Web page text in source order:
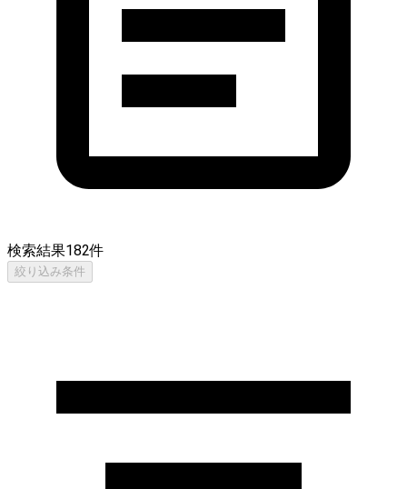
検索結果182件
絞り込み条件